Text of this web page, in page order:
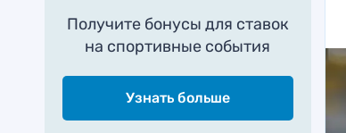
Получите бонусы для ставок
на спортивные события
Узнать больше